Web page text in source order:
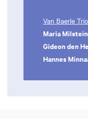
Van Baerle Trio
Maria Milstein
Gideon den
Hannes